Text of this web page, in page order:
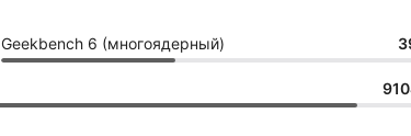
Geekbench 6 (многоядерный)